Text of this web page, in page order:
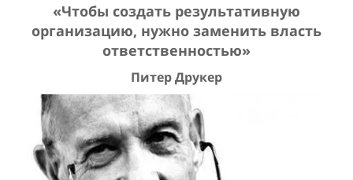
«Чтобы создать результативную
организацию, нужно заменить власть
ответственностью»
Питер Друкер